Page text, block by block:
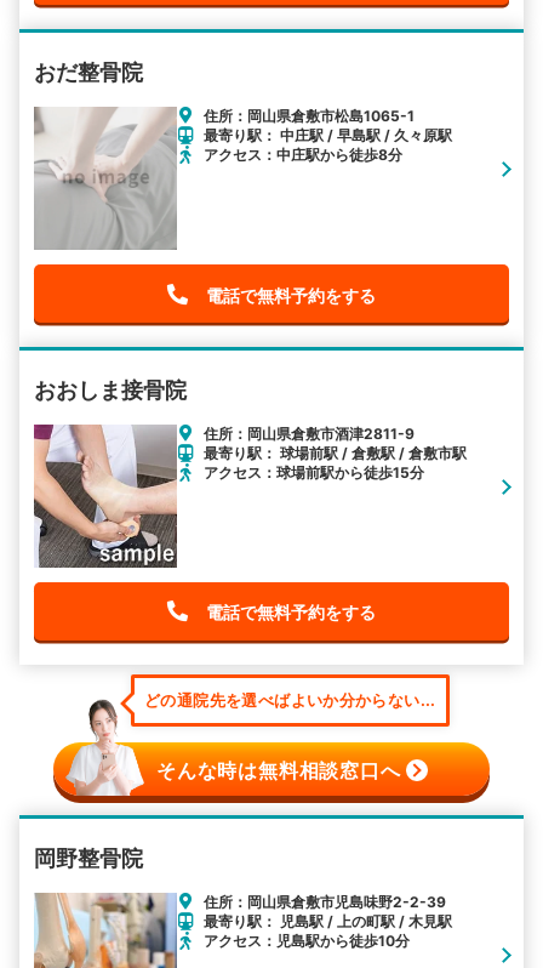
おだ整骨院
住所：岡山県倉敷市松島1065-1
最寄り駅： 中庄駅 / 早島駅 / 久々原駅
アクセス：中庄駅から徒歩8分
電話で無料予約をする
おおしま接骨院
住所：岡山県倉敷市酒津2811-9
最寄り駅： 球場前駅 / 倉敷駅 / 倉敷市駅
アクセス：球場前駅から徒歩15分
電話で無料予約をする
どの通院先を選べばよいか分からない...
そんな時は無料相談窓口へ
岡野整骨院
住所：岡山県倉敷市児島味野2-2-39
最寄り駅： 児島駅 / 上の町駅 / 木見駅
アクセス：児島駅から徒歩10分